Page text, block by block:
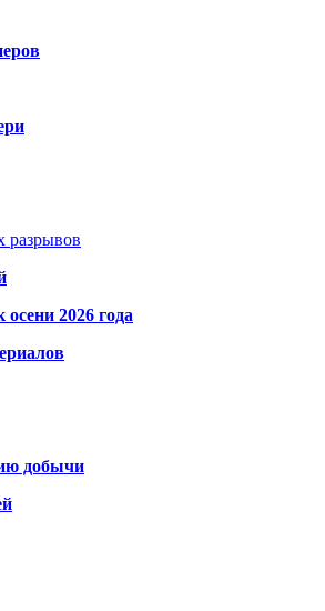
разрывов
2026 года
добычи